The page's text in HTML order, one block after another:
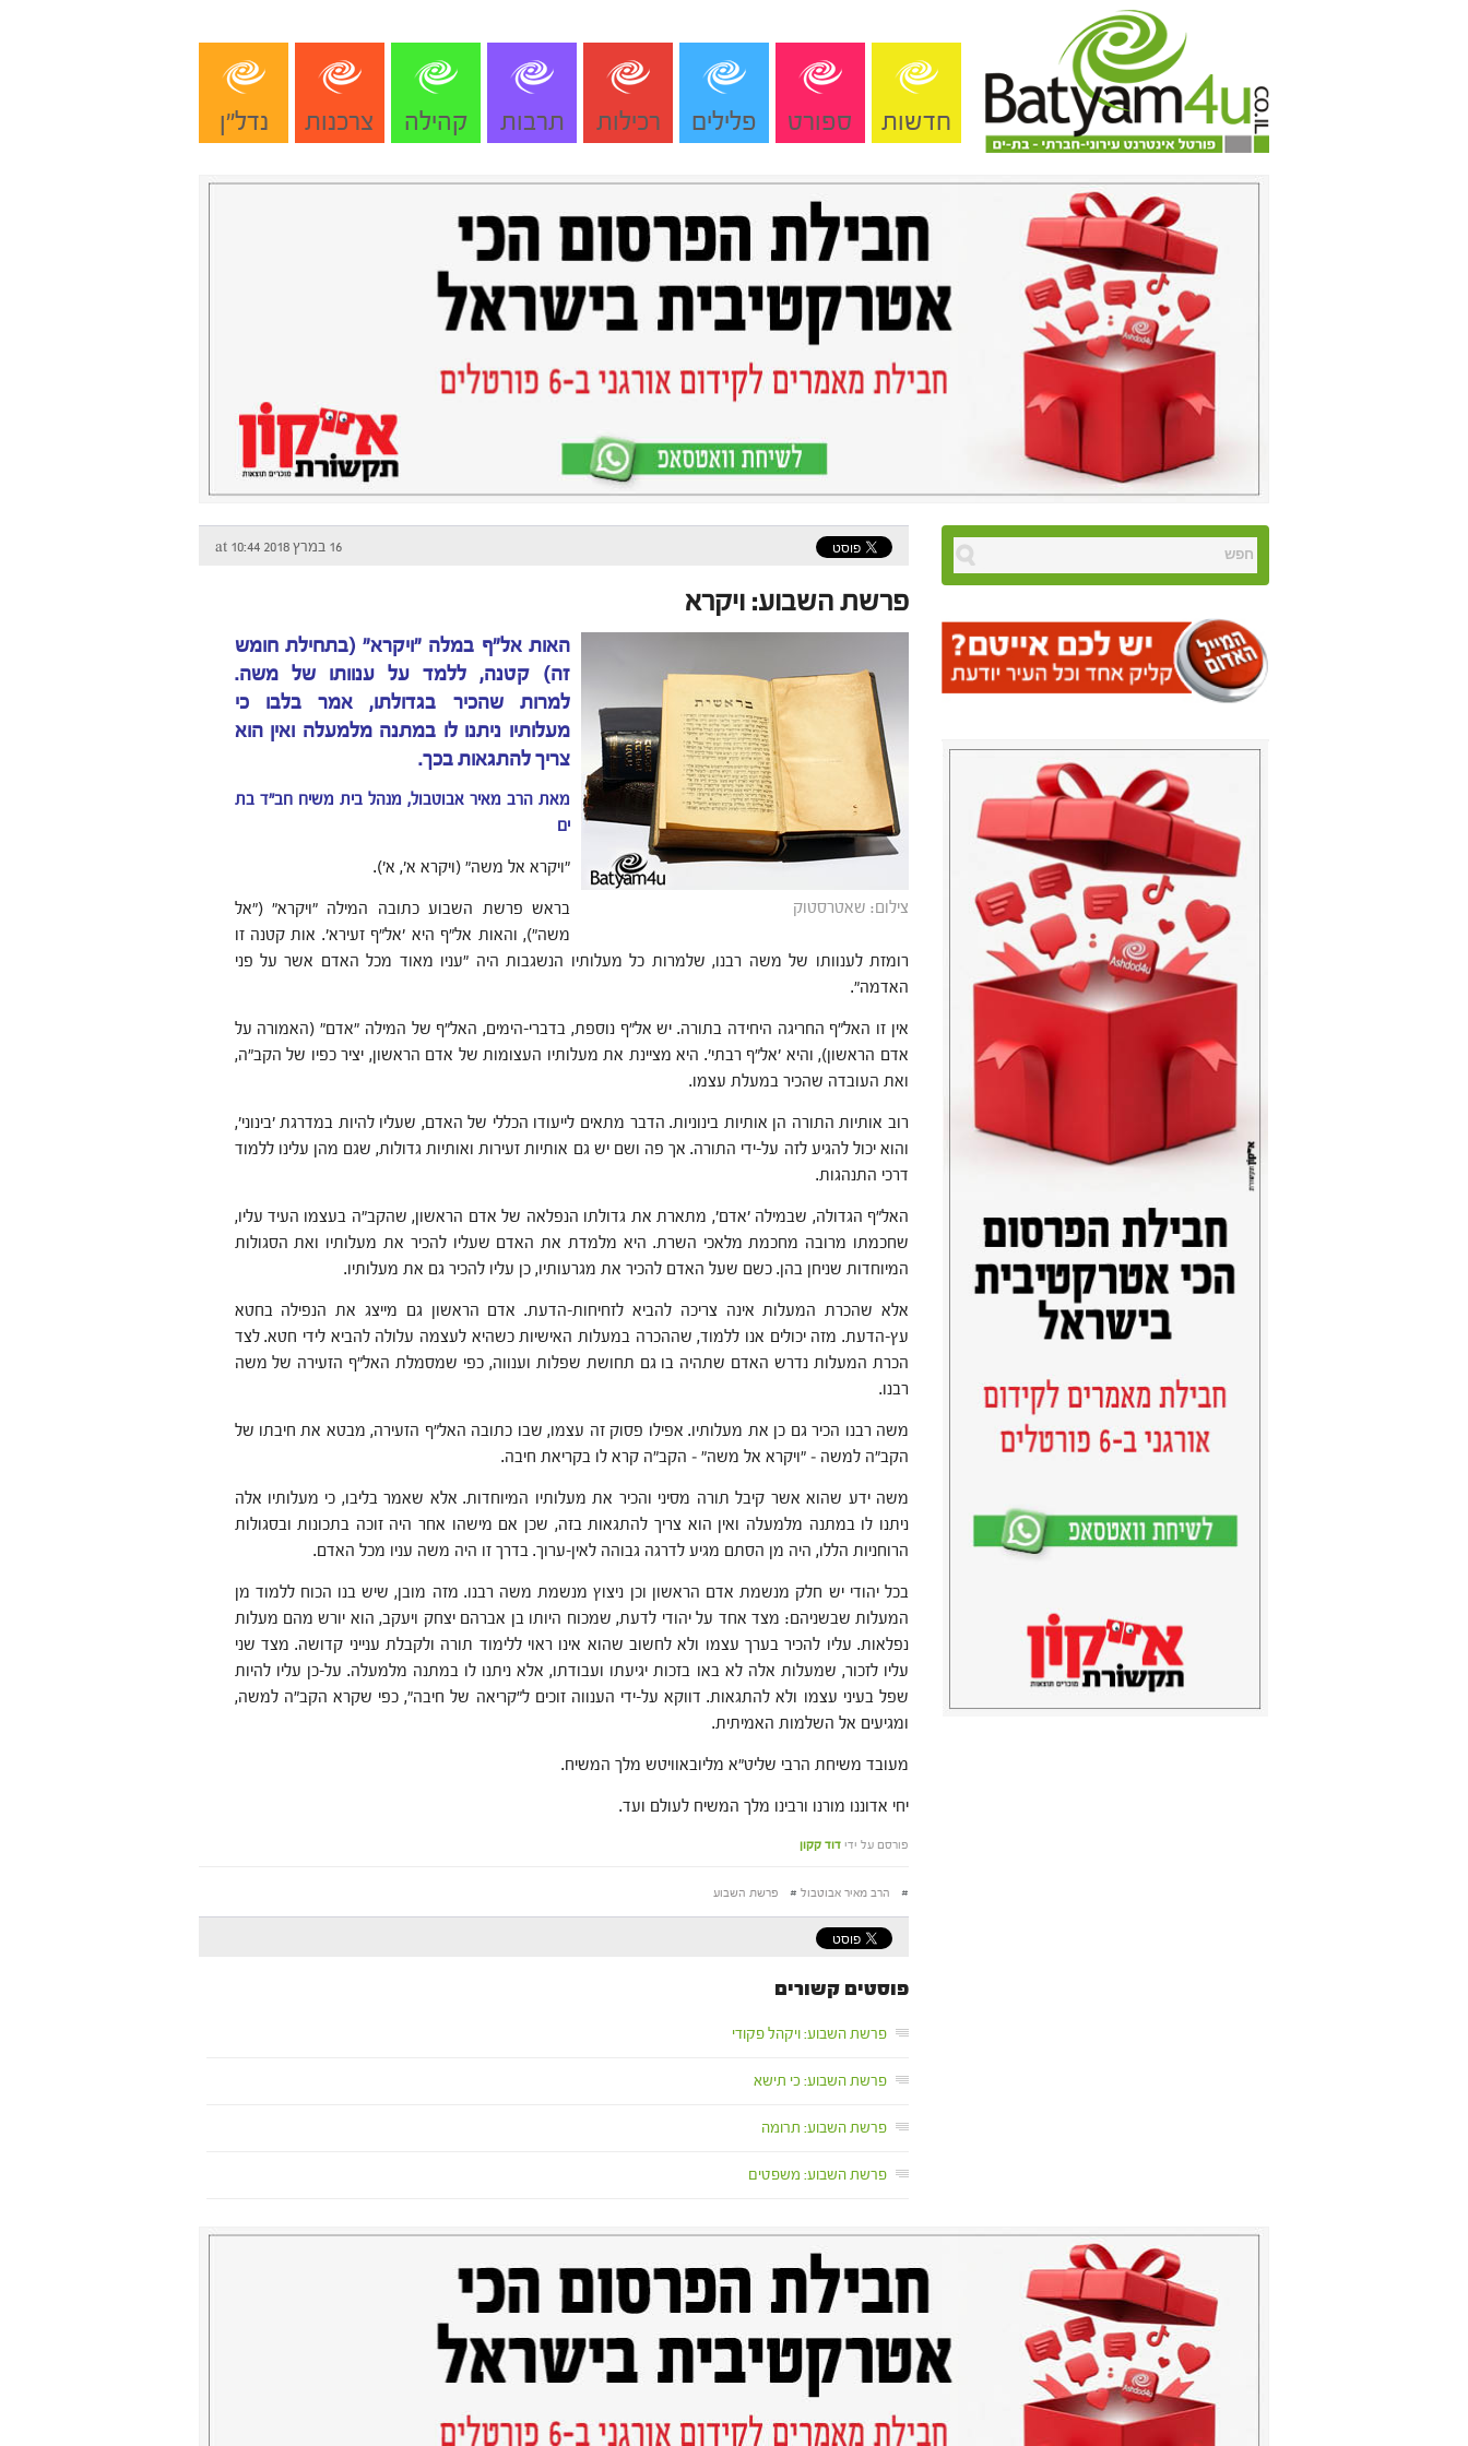
חדשות ספורט פלילים רכילות תרבות קהילה צרכנות נדל"ן
16 במרץ 2018 at 10:44
פרשת השבוע: ויקרא
צילום: שאטרסטוק
האות אל"ף במלה "ויקרא" (בתחילת חומש
זה) קטנה, ללמד על ענוותו של משה.
למרות שהכיר בגדולתו, אמר בלבו כי
מעלותיו ניתנו לו במתנה מלמעלה ואין הוא
צריך להתגאות בכך.
מאת הרב מאיר אבוטבול, מנהל בית משיח חב"ד בת
ים
"ויקרא אל משה" (ויקרא א', א').
בראש פרשת השבוע כתובה המילה "ויקרא" ("אל
משה"), והאות אל"ף היא 'אל"ף זעירא'. אות קטנה זו
רומזת לענוותו של משה רבנו, שלמרות כל מעלותיו הנשגבות היה "עניו מאוד מכל האדם אשר על פני
האדמה".
אין זו האל"ף החריגה היחידה בתורה. יש אל"ף נוספת, בדברי-הימים, האל"ף של המילה "אדם" (האמורה על
אדם הראשון), והיא 'אל"ף רבתי'. היא מציינת את מעלותיו העצומות של אדם הראשון, יציר כפיו של הקב"ה,
ואת העובדה שהכיר במעלת עצמו.
רוב אותיות התורה הן אותיות בינוניות. הדבר מתאים לייעודו הכללי של האדם, שעליו להיות במדרגת 'בינוני',
והוא יכול להגיע לזה על-ידי התורה. אך פה ושם יש גם אותיות זעירות ואותיות גדולות, שגם מהן עלינו ללמוד
דרכי התנהגות.
האל"ף הגדולה, שבמילה 'אדם', מתארת את גדולתו הנפלאה של אדם הראשון, שהקב"ה בעצמו העיד עליו,
שחכמתו מרובה מחכמת מלאכי השרת. היא מלמדת את האדם שעליו להכיר את מעלותיו ואת הסגולות
המיוחדות שניחן בהן. כשם שעל האדם להכיר את מגרעותיו, כן עליו להכיר גם את מעלותיו.
אלא שהכרת המעלות אינה צריכה להביא לזחיחות-הדעת. אדם הראשון גם מייצג את הנפילה בחטא
עץ-הדעת. מזה יכולים אנו ללמוד, שההכרה במעלות האישיות כשהיא לעצמה עלולה להביא לידי חטא. לצד
הכרת המעלות נדרש האדם שתהיה בו גם תחושת שפלות וענווה, כפי שמסמלת האל"ף הזעירה של משה
רבנו.
משה רבנו הכיר גם כן את מעלותיו. אפילו פסוק זה עצמו, שבו כתובה האל"ף הזעירה, מבטא את חיבתו של
הקב"ה למשה – "ויקרא אל משה" – הקב"ה קרא לו בקריאת חיבה.
משה ידע שהוא אשר קיבל תורה מסיני והכיר את מעלותיו המיוחדות. אלא שאמר בליבו, כי מעלותיו אלה
ניתנו לו במתנה מלמעלה ואין הוא צריך להתגאות בזה, שכן אם מישהו אחר היה זוכה בתכונות ובסגולות
הרוחניות הללו, היה מן הסתם מגיע לדרגה גבוהה לאין-ערוך. בדרך זו היה משה עניו מכל האדם.
בכל יהודי יש חלק מנשמת אדם הראשון וכן ניצוץ מנשמת משה רבנו. מזה מובן, שיש בנו הכוח ללמוד מן
המעלות שבשניהם: מצד אחד על יהודי לדעת, שמכוח היותו בן אברהם יצחק ויעקב, הוא יורש מהם מעלות
נפלאות. עליו להכיר בערך עצמו ולא לחשוב שהוא אינו ראוי ללימוד תורה ולקבלת ענייני קדושה. מצד שני
עליו לזכור, שמעלות אלה לא באו בזכות יגיעתו ועבודתו, אלא ניתנו לו במתנה מלמעלה. על-כן עליו להיות
שפל בעיני עצמו ולא להתגאות. דווקא על-ידי הענווה זוכים ל"קריאה של חיבה", כפי שקרא הקב"ה למשה,
ומגיעים אל השלמות האמיתית.
מעובד משיחת הרבי שליט"א מליובאוויטש מלך המשיח.
יחי אדוננו מורנו ורבינו מלך המשיח לעולם ועד.
פורסם על ידי דוד קקון
# הרב מאיר אבוטבול # פרשת השבוע
פוסטים קשורים
פרשת השבוע: ויקהל פקודי
פרשת השבוע: כי תישא
פרשת השבוע: תרומה
פרשת השבוע: משפטים